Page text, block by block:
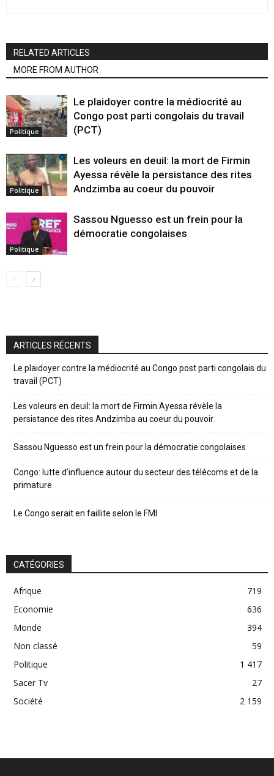
RELATED ARTICLES
MORE FROM AUTHOR
Politique
Le plaidoyer contre la médiocrité au
Congo post parti congolais du travail
(PCT)
Politique
Les voleurs en deuil: la mort de Firmin
Ayessa révèle la persistance des rites
Andzimba au coeur du pouvoir
Politique
Sassou Nguesso est un frein pour la
démocratie congolaises
ARTICLES RÉCENTS
Le plaidoyer contre la médiocrité au Congo post parti congolais du
travail (PCT)
Les voleurs en deuil: la mort de Firmin Ayessa révèle la
persistance des rites Andzimba au coeur du pouvoir
Sassou Nguesso est un frein pour la démocratie congolaises
Congo: lutte d’influence autour du secteur des télécoms et de la
primature
Le Congo serait en faillite selon le FMI
CATÉGORIES
Afrique
719
Economie
636
Monde
394
Non classé
59
Politique
1 417
Sacer Tv
27
Société
2 159